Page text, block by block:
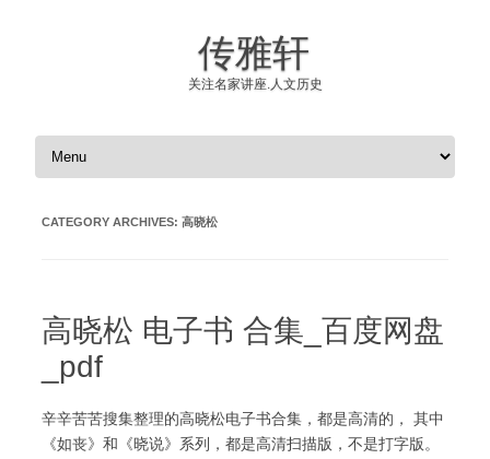
传雅轩
关注名家讲座.人文历史
Skip to content
CATEGORY ARCHIVES: 高晓松
高晓松 电子书 合集_百度网盘
_pdf
辛辛苦苦搜集整理的高晓松电子书合集，都是高清的， 其中
《如丧》和《晓说》系列，都是高清扫描版，不是打字版。